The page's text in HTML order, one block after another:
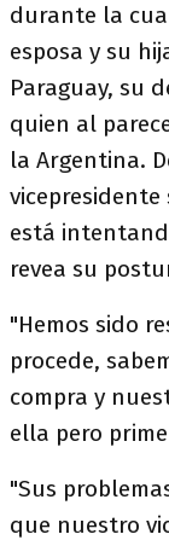
durante la
esposa y su
Paraguay, su
quien al
la Argentina.
vicepresidente
está
revea su
"Hemos sido
procede,
compra y
ella pero
"Sus
que nuestro